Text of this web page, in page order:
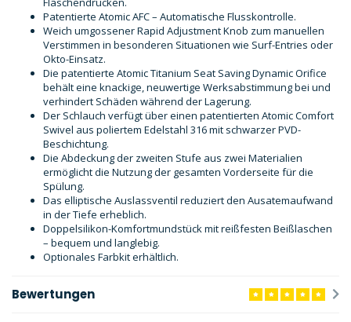
Patentierte Atomic AFC – Automatische Flusskontrolle.
Weich umgossener Rapid Adjustment Knob zum manuellen
Verstimmen in besonderen Situationen wie Surf-Entries oder
Okto-Einsatz.
Die patentierte Atomic Titanium Seat Saving Dynamic Orifice
behält eine knackige, neuwertige Werksabstimmung bei und
verhindert Schäden während der Lagerung.
Der Schlauch verfügt über einen patentierten Atomic Comfort
Swivel aus poliertem Edelstahl 316 mit schwarzer PVD-
Beschichtung.
Die Abdeckung der zweiten Stufe aus zwei Materialien
ermöglicht die Nutzung der gesamten Vorderseite für die
Spülung.
Das elliptische Auslassventil reduziert den Ausatemaufwand
in der Tiefe erheblich.
Doppelsilikon-Komfortmundstück mit reißfesten Beißlaschen
– bequem und langlebig.
Optionales Farbkit erhältlich.
Bewertungen